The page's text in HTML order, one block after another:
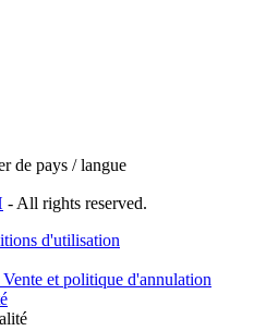
de pays / langue
- All rights reserved.
d'utilisation
et politique d'annulation